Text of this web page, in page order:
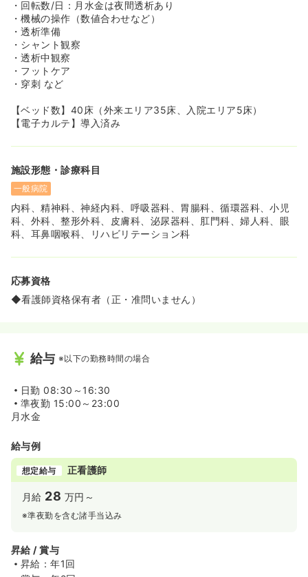
研修（3年目）、中堅研修、役職者研修等多数用意してい
ます。
・回転数/日：月水金は夜間透析あり
・機械の操作（数値合わせなど）
・透析準備
・シャント観察
・透析中観察
・フットケア
・穿刺 など
【ベッド数】40床（外来エリア35床、入院エリア5床）
【電子カルテ】導入済み
施設形態・診療科目
一般病院
内科、精神科、神経内科、呼吸器科、胃腸科、循環器科、小児
科、外科、整形外科、皮膚科、泌尿器科、肛門科、婦人科、眼
科、耳鼻咽喉科、リハビリテーション科
応募資格
◆看護師資格保有者（正・准問いません）
給与 ※以下の勤務時間の場合
日勤 08:30～16:30
準夜勤 15:00～23:00
月水金
給与例
想定給与 正看護師
月給 28 万円～
※準夜勤を含む諸手当込み
昇給 / 賞与
昇給：年1回